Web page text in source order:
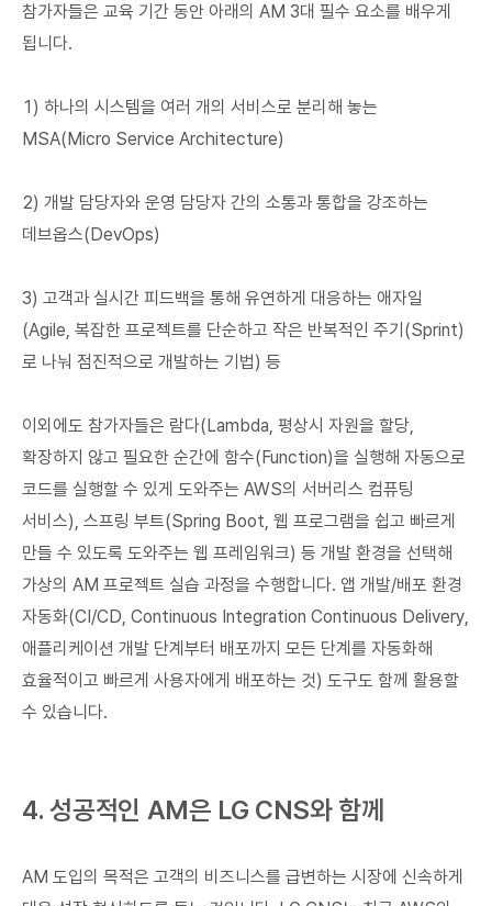
참가자들은 교육 기간 동안 아래의 AM 3대 필수 요소를 배우게
됩니다.
1) 하나의 시스템을 여러 개의 서비스로 분리해 놓는
MSA(Micro Service Architecture)
2) 개발 담당자와 운영 담당자 간의 소통과 통합을 강조하는
데브옵스(DevOps)
3) 고객과 실시간 피드백을 통해 유연하게 대응하는 애자일
(Agile, 복잡한 프로젝트를 단순하고 작은 반복적인 주기(Sprint)
로 나눠 점진적으로 개발하는 기법) 등
이외에도 참가자들은 람다(Lambda, 평상시 자원을 할당,
확장하지 않고 필요한 순간에 함수(Function)을 실행해 자동으로
코드를 실행할 수 있게 도와주는 AWS의 서버리스 컴퓨팅
서비스), 스프링 부트(Spring Boot, 웹 프로그램을 쉽고 빠르게
만들 수 있도록 도와주는 웹 프레임워크) 등 개발 환경을 선택해
가상의 AM 프로젝트 실습 과정을 수행합니다. 앱 개발/배포 환경
자동화(CI/CD, Continuous Integration Continuous Delivery,
애플리케이션 개발 단계부터 배포까지 모든 단계를 자동화해
효율적이고 빠르게 사용자에게 배포하는 것) 도구도 함께 활용할
수 있습니다.
4. 성공적인 AM은 LG CNS와 함께
AM 도입의 목적은 고객의 비즈니스를 급변하는 시장에 신속하게